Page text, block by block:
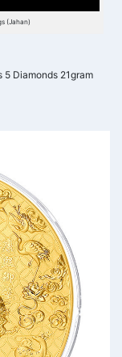
(Jahan)
5 Diamonds 21gram